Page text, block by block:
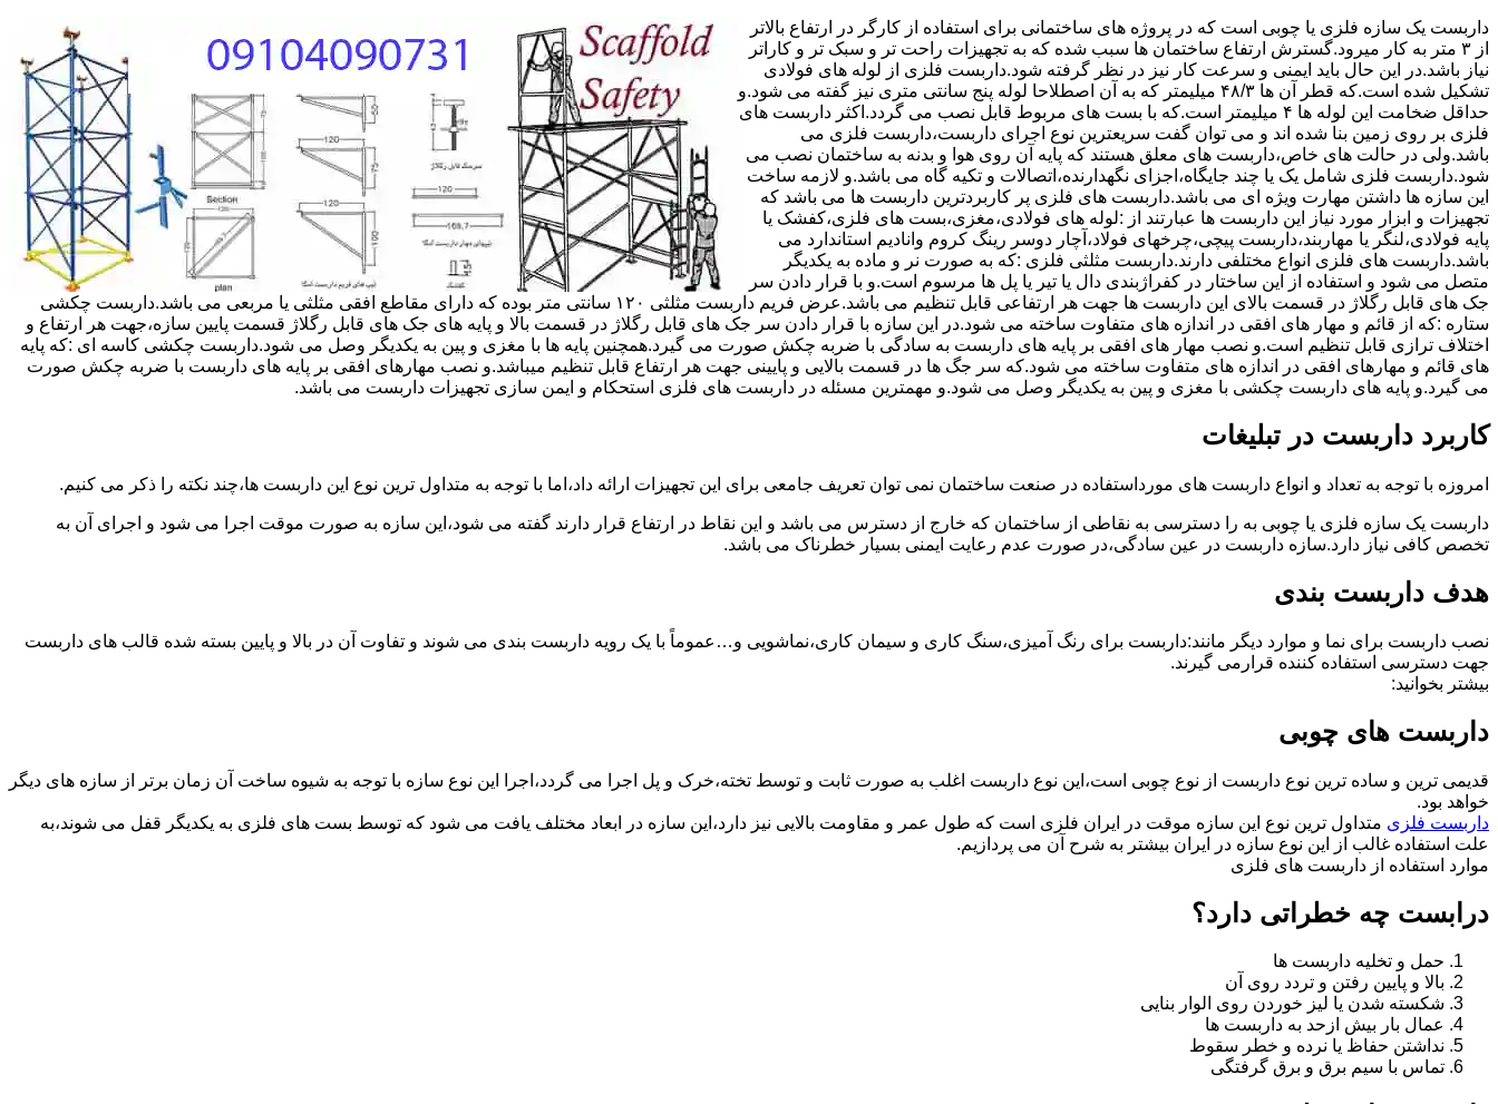
داربست یک سازه فلزی یا چوبی است که در پروژه های ساختمانی برای استفاده از کارگر در ارتفاع بالاتر
از ۳ متر به کار میرود.گسترش ارتفاع ساختمان ها سبب شده که به تجهیزات راحت تر و سبک تر و کاراتر
نیاز باشد.در این حال باید ایمنی و سرعت کار نیز در نظر گرفته شود.داربست فلزی از لوله های فولادی
تشکیل شده است.که قطر آن ها ۴۸/۳ میلیمتر که به آن اصطلاحا لوله پنج سانتی متری نیز گفته می شود.و
حداقل ضخامت این لوله ها ۴ میلیمتر است.که با بست های مربوط قابل نصب می گردد.اکثر داربست های
فلزی بر روی زمین بنا شده اند و می توان گفت سریعترین نوع اجرای داربست،داربست فلزی می
باشد.ولی در حالت های خاص،داربست های معلق هستند که پایه آن روی هوا و بدنه به ساختمان نصب می
شود.داربست فلزی شامل یک یا چند جایگاه،اجزای نگهدارنده،اتصالات و تکیه گاه می باشد.و لازمه ساخت
این سازه ها داشتن مهارت ویژه ای می باشد.داربست های فلزی پر کاربردترین داربست ها می باشد که
تجهیزات و ابزار مورد نیاز این داربست ها عبارتند از :لوله های فولادی،مغزی،بست های فلزی،کفشک یا
پایه فولادی،لنگر یا مهاربند،داربست پیچی،چرخهای فولاد،آچار دوسر رینگ کروم وانادیم استاندارد می
باشد.داربست های فلزی انواع مختلفی دارند.داربست مثلثی فلزی :که به صورت نر و ماده به یکدیگر
متصل می شود و استفاده از این ساختار در کفراژبندی دال یا تیر یا پل ها مرسوم است.و با قرار دادن سر
جک های قابل رگلاژ در قسمت بالای این داربست ها جهت هر ارتفاعی قابل تنظیم می باشد.عرض فریم داربست مثلثی ۱۲۰ سانتی متر بوده که دارای مقاطع افقی مثلثی یا مربعی می باشد.داربست چکشی
ستاره :که از قائم و مهار های افقی در اندازه های متفاوت ساخته می شود.در این سازه با قرار دادن سر جک های قابل رگلاژ در قسمت بالا و پایه های جک های قابل رگلاژ قسمت پایین سازه،جهت هر ارتفاع و
اختلاف ترازی قابل تنظیم است.و نصب مهار های افقی بر پایه های داربست به سادگی با ضربه چکش صورت می گیرد.همچنین پایه ها با مغزی و پین به یکدیگر وصل می شود.داربست چکشی کاسه ای :که پایه
های قائم و مهارهای افقی در اندازه های متفاوت ساخته می شود.که سر جگ ها در قسمت بالایی و پایینی جهت هر ارتفاع قابل تنظیم میباشد.و نصب مهارهای افقی بر پایه های داربست با ضربه چکش صورت
می گیرد.و پایه های داربست چکشی با مغزی و پین به یکدیگر وصل می شود.و مهمترین مسئله در داربست های فلزی استحکام و ایمن سازی تجهیزات داربست می باشد.
کاربرد داربست در تبلیغات
امروزه با توجه به تعداد و انواع داربست های مورداستفاده در صنعت ساختمان نمی توان تعریف جامعی برای این تجهیزات ارائه داد،اما با توجه به متداول ترین نوع این داربست ها،چند نکته را ذکر می کنیم.
داربست یک سازه فلزی یا چوبی به را دسترسی به نقاطی از ساختمان که خارج از دسترس می باشد و این نقاط در ارتفاع قرار دارند گفته می شود،این سازه به صورت موقت اجرا می شود و اجرای آن به
تخصص کافی نیاز دارد.سازه داربست در عین سادگی،در صورت عدم رعایت ایمنی بسیار خطرناک می باشد.
هدف داربست بندی
نصب داربست برای نما و موارد دیگر مانند:داربست برای رنگ آمیزی،سنگ کاری و سیمان کاری،نماشویی و…عموماً با یک رویه داربست بندی می شوند و تفاوت آن در بالا و پایین بسته شده قالب های داربست
جهت دسترسی استفاده کننده قرارمی گیرند.
بیشتر بخوانید:
داربست های چوبی
قدیمی ترین و ساده ترین نوع داربست از نوع چوبی است،این نوع داربست اغلب به صورت ثابت و توسط تخته،خرک و پل اجرا می گردد،اجرا این نوع سازه با توجه به شیوه ساخت آن زمان برتر از سازه های دیگر
خواهد بود.
داربست فلزی متداول ترین نوع این سازه موقت در ایران فلزی است که طول عمر و مقاومت بالایی نیز دارد،این سازه در ابعاد مختلف یافت می شود که توسط بست های فلزی به یکدیگر قفل می شوند،به
علت استفاده غالب از این نوع سازه در ایران بیشتر به شرح آن می پردازیم.
موارد استفاده از داربست های فلزی
درابست چه خطراتی دارد؟
حمل و تخلیه داربست ها
بالا و پایین رفتن و تردد روی آن
شکسته شدن یا لیز خوردن روی الوار بنایی
عمال بار بیش ازحد به داربست ها
نداشتن حفاظ یا نرده و خطر سقوط
تماس با سیم برق و برق گرفتگی